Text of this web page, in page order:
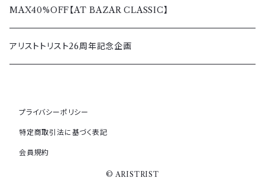
秋冬
春夏
秋冬
レディース
バッグ＆ウォレット
その他アクセサリー
パーカー＆トレーナー
アウター＆ボトムス
その他グッズ
MAX40%OFF【AT BAZAR CLASSIC】
アリストトリスト26周年記念企画
プライバシーポリシー
特定商取引法に基づく表記
会員規約
© ARISTRIST